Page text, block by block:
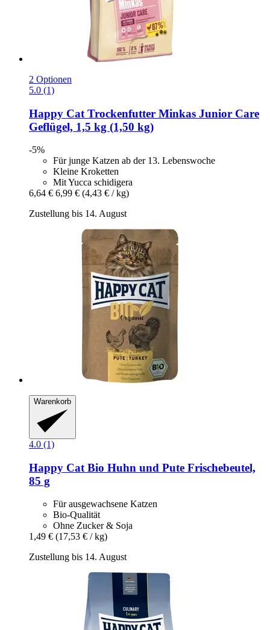
2 Optionen
5.0 (1)
Happy Cat Trockenfutter Minkas Junior Care
Geflügel, 1,5 kg (1,50 kg)
-5%
Für junge Katzen ab der 13. Lebenswoche
Kleine Kroketten
Mit Yucca schidigera
6,64 € 6,99 € (4,43 € / kg)
Zustellung bis 14. August
Warenkorb
4.0 (1)
Happy Cat Bio Huhn und Pute Frischebeutel,
85 g
Für ausgewachsene Katzen
Bio-Qualität
Ohne Zucker & Soja
1,49 € (17,53 € / kg)
Zustellung bis 14. August